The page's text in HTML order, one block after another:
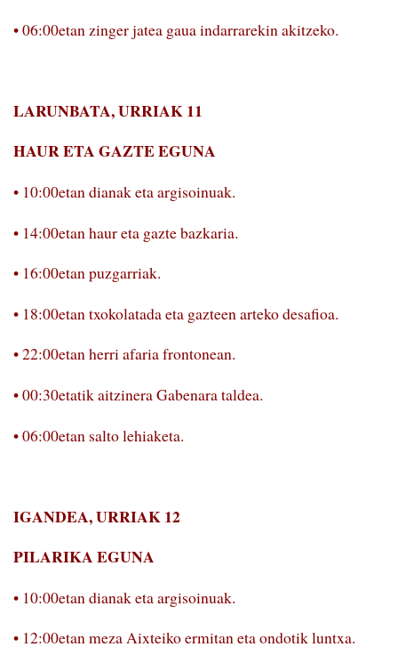
• 06:00etan zinger jatea gaua indarrarekin akitzeko.
LARUNBATA, URRIAK 11
HAUR ETA GAZTE EGUNA
• 10:00etan dianak eta argisoinuak.
• 14:00etan haur eta gazte bazkaria.
• 16:00etan puzgarriak.
• 18:00etan txokolatada eta gazteen arteko desafioa.
• 22:00etan herri afaria frontonean.
• 00:30etatik aitzinera Gabenara taldea.
• 06:00etan salto lehiaketa.
IGANDEA, URRIAK 12
PILARIKA EGUNA
• 10:00etan dianak eta argisoinuak.
• 12:00etan meza Aixteiko ermitan eta ondotik lun­txa.